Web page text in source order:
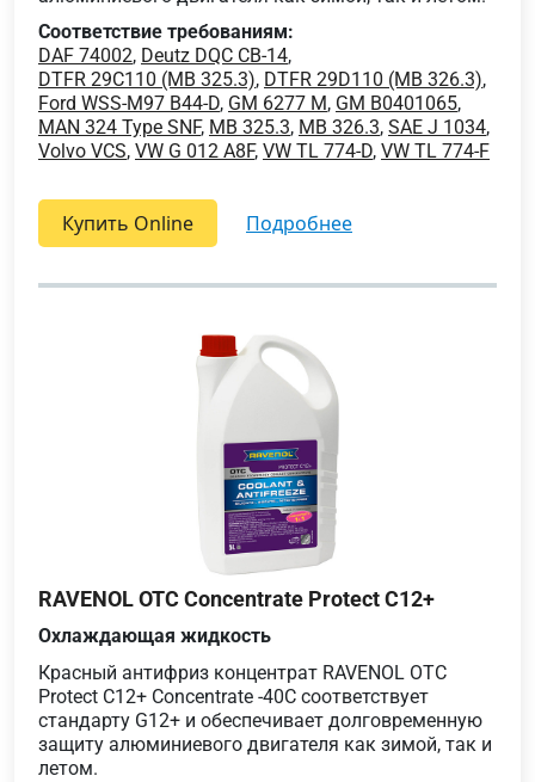
Соответствие требованиям:
DAF 74002, Deutz DQC CB-14,
DTFR 29C110 (MB 325.3), DTFR 29D110 (MB 326.3),
Ford WSS-M97 B44-D, GM 6277 M, GM B0401065,
MAN 324 Type SNF, MB 325.3, MB 326.3, SAE J 1034,
Volvo VCS, VW G 012 A8F, VW TL 774-D, VW TL 774-F
Купить Online подробнее
RAVENOL OTC Concentrate Protect C12+
Охлаждающая жидкость
Красный антифриз концентрат RAVENOL OTC
Protect C12+ Concentrate -40C соответствует
стандарту G12+ и обеспечивает долговременную
защиту алюминиевого двигателя как зимой, так и
летом.